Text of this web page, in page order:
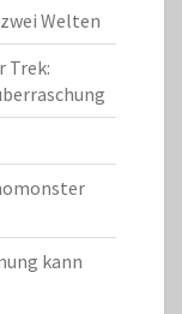
Welten
Trek:
kann